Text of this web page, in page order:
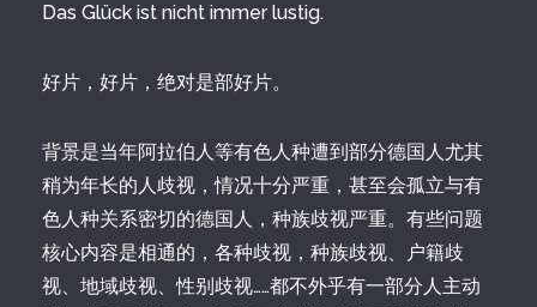
Das Glück ist nicht immer lustig.
好片，好片，绝对是部好片。
背景是当年阿拉伯人等有色人种遭到部分德国人尤其
稍为年长的人歧视，情况十分严重，甚至会孤立与有
色人种关系密切的德国人，种族歧视严重。有些问题
核心内容是相通的，各种歧视，种族歧视、户籍歧
视、地域歧视、性别歧视……都不外乎有一部分人主动